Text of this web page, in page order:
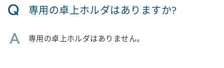
Q 専用の卓上ホルダはありますか?
A 専用の卓上ホルダはありません。